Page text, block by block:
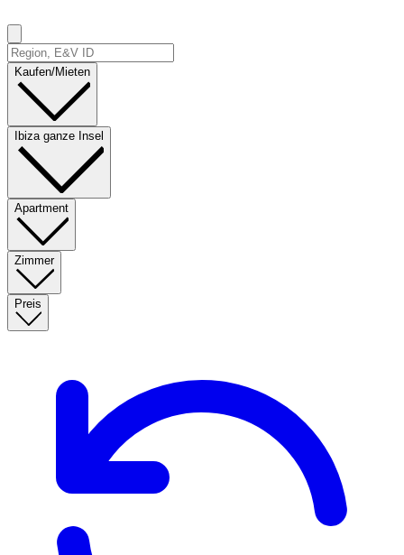
Kaufen/Mieten
Ibiza ganze Insel
Apartment
Zimmer
Preis